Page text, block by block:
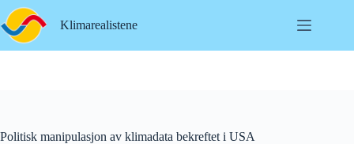
Hopp
til
innholdet
Klimarealistene
Politisk manipulasjon av klimadata bekreftet i USA